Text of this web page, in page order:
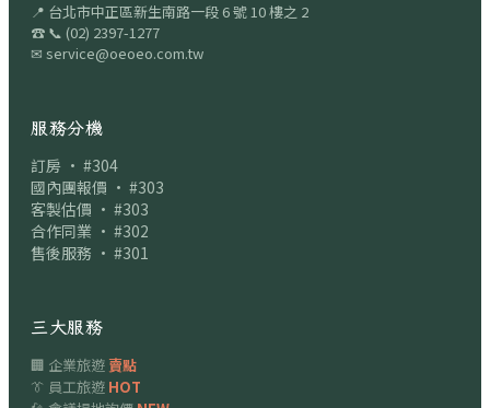
📍 台北市中正區新生南路一段 6 號 10 樓之 2
☎ 📞 (02) 2397-1277
✉ service@oeoeo.com.tw
服務分機
訂房 · #304
國內團報價 · #303
客製估價 · #303
合作同業 · #302
售後服務 · #301
三大服務
🏢 企業旅遊賣點
👔 員工旅遊 HOT